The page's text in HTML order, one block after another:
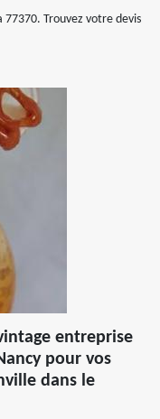
Trouvez votre devis
entreprise
pour vos
dans le